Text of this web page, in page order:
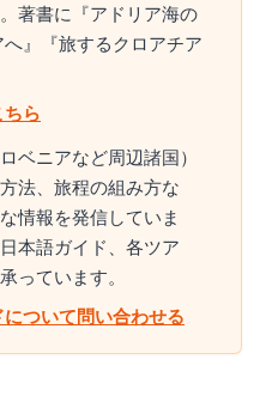
著書に『アドリア海の
』『旅するクロアチア
ら
ベニアなど周辺諸国）
法、旅程の組み方な
情報を発信していま
本語ガイド、各ツア
っています。
ついて問い合わせる